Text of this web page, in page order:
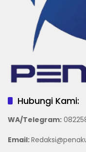
Hubungi Kami:
WA/Telegram:
Email: